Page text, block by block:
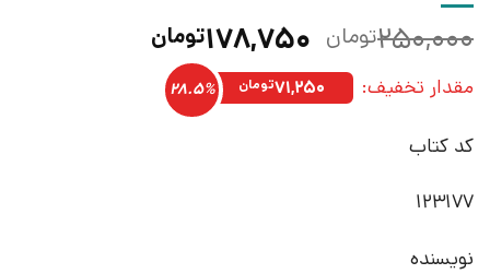
۲۵۰,۰۰۰تومان قیمت
اصلی:
۲۵۰,۰۰۰تومان
۱۷۸,۷۵۰تومان
مقدار تخفیف: ۷۱,۲۵۰تومان 28.5%
کد کتاب
123177
نویسنده